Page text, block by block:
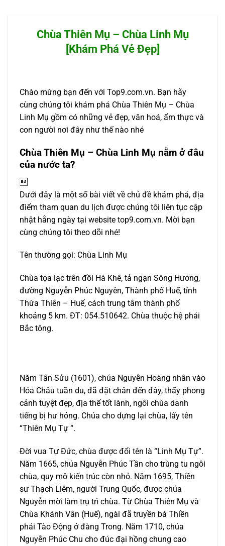
Chùa Thiên Mụ – Chùa Linh Mụ
[Khám Phá Vẻ Đẹp]
Chào mừng bạn đến với Top9.com.vn. Bạn hãy
cùng chúng tôi khám phá Chùa Thiên Mụ – Chùa
Linh Mụ gồm có những vẻ đẹp, văn hoá, ẩm thực và
con người nơi đây như thế nào nhé
Chùa Thiên Mụ – Chùa Linh Mụ nằm ở đâu
của nước ta?

Dưới đây là một số bài viết về chủ đề khám phá, địa
điểm tham quan du lịch được chúng tôi liên tục cập
nhật hằng ngày tại website top9.com.vn. Mời bạn
cùng chúng tôi theo dõi nhé!
Tên thường gọi: Chùa Linh Mụ
Chùa tọa lạc trên đồi Hà Khê, tả ngạn Sông Hương,
đường Nguyễn Phúc Nguyên, Thành phố Huế, tỉnh
Thừa Thiên – Huế, cách trung tâm thành phố
khoảng 5 km. ĐT: 054.510642. Chùa thuộc hệ phái
Bắc tông.
Năm Tân Sửu (1601), chúa Nguyễn Hoàng nhân vào
Hóa Châu tuần du, đã đặt chân đến đây, thấy phong
cảnh tuyệt đẹp, địa thế tốt lành, ngôi chùa danh
tiếng bị hư hỏng. Chúa cho dựng lại chùa, lấy tên
“Thiên Mụ Tự “.
Đời vua Tự Đức, chùa được đổi tên là “Linh Mụ Tự”.
Năm 1665, chúa Nguyễn Phúc Tần cho trùng tu ngôi
chùa, quy mô kiến trúc còn nhỏ. Năm 1695, Thiền
sư Thạch Liêm, người Trung Quốc, được chúa
Nguyễn mời làm trụ trì chùa. Từ Chùa Thiên Mụ và
Chùa Khánh Vân (Huế), ngài đã truyền bá Thiền
phái Tào Động ở đàng Trong. Năm 1710, chúa
Nguyễn Phúc Chu cho đúc đại hồng chung cao